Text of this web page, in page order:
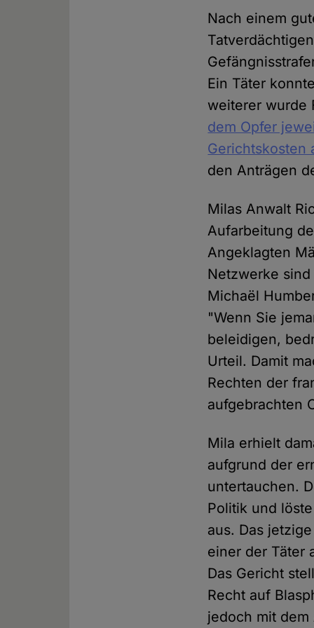
Nach einem
Ein Täter
weiterer wurde
dem Opfer
Gerichtskosten
den Anträgen
Milas Anwalt
Aufarbeitung
Angeklagten
Netzwerke
Michaël
"Wenn Sie
beleidigen,
Urteil. Damit
Rechten der
aufgebrachten
Mila erhielt
aufgrund der
untertauchen.
Politik und
aus. Das
einer der Täter
Das Gericht
Recht auf
jedoch mit